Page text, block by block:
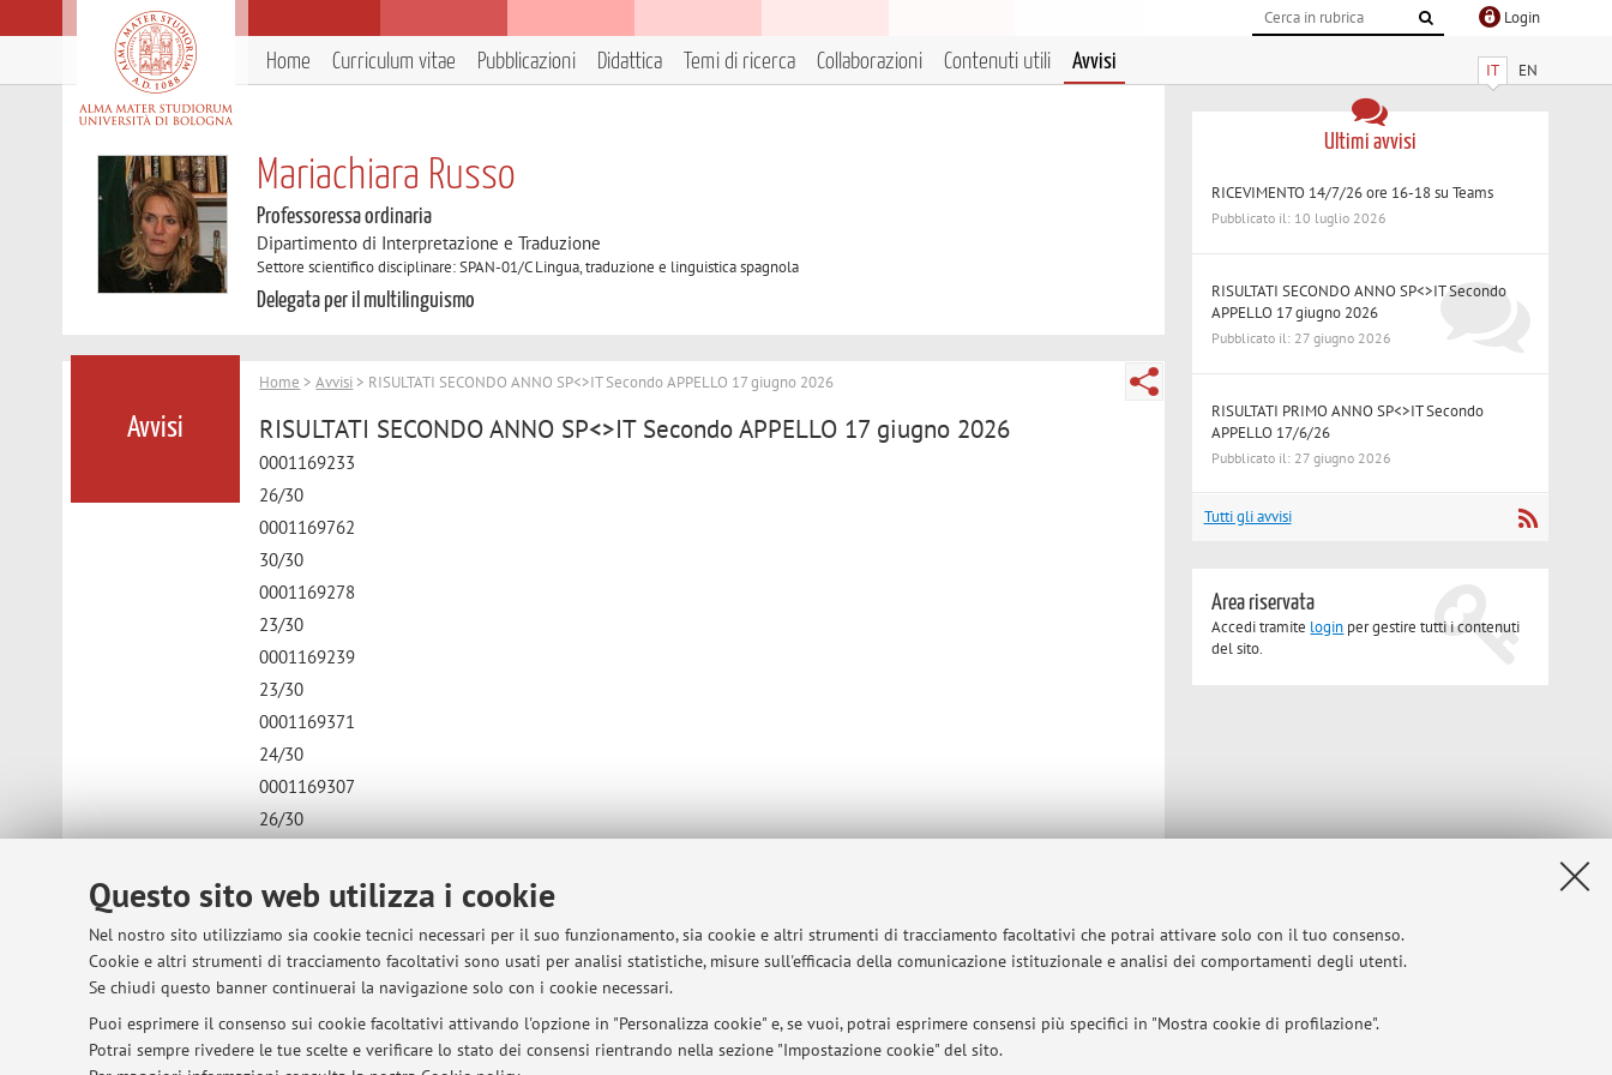
Questo sito web utilizza i cookie
Nel nostro sito utilizziamo sia cookie tecnici necessari per il suo funzionamento, sia cookie e altri strumenti di tracciamento facoltativi che potrai attivare solo con il tuo consenso.
Cookie e altri strumenti di tracciamento facoltativi sono usati per analisi statistiche, misure sull'efficacia della comunicazione istituzionale e analisi dei comportamenti degli utenti.
Se chiudi questo banner continuerai la navigazione solo con i cookie necessari.
Puoi esprimere il consenso sui cookie facoltativi attivando l'opzione in "Personalizza cookie" e, se vuoi, potrai esprimere consensi più specifici in "Mostra cookie di profilazione".
Potrai sempre rivedere le tue scelte e verificare lo stato dei consensi rientrando nella sezione "Impostazione cookie" del sito.
Login
IT EN
Home Curriculum vitae Pubblicazioni Didattica Temi di ricerca Collaborazioni Contenuti utili Avvisi
Mariachiara Russo
Professoressa ordinaria
Dipartimento di Interpretazione e Traduzione
Settore scientifico disciplinare: SPAN-01/C Lingua, traduzione e linguistica spagnola
Delegata per il multilinguismo
Avvisi
Home >Avvisi > RISULTATI SECONDO ANNO SP<>IT Secondo APPELLO 17 giugno 2026
RISULTATI SECONDO ANNO SP<>IT Secondo APPELLO 17 giugno 2026
0001169233
26/30
0001169762
30/30
0001169278
23/30
0001169239
23/30
0001169371
24/30
0001169307
26/30
26/30
non superato
0001169587
Pubblicato il: 27 giugno 2026
Ultimi avvisi
RICEVIMENTO 14/7/26 ore 16-18 su Teams
Pubblicato il: 10 luglio 2026
RISULTATI SECONDO ANNO SP<>IT Secondo
APPELLO 17 giugno 2026
Pubblicato il: 27 giugno 2026
RISULTATI PRIMO ANNO SP<>IT Secondo
APPELLO 17/6/26
Pubblicato il: 27 giugno 2026
Tutti gli avvisi
Area riservata
Accedi tramite login per gestire tutti i contenuti
del sito.